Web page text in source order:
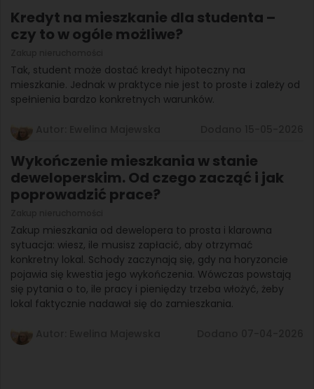
Kredyt na mieszkanie dla studenta –
czy to w ogóle możliwe?
Tak, student może dostać kredyt hipoteczny na
mieszkanie. Jednak w praktyce nie jest to proste i zależy od
spełnienia bardzo konkretnych warunków.
Wykończenie mieszkania w stanie
deweloperskim. Od czego zacząć i jak
poprowadzić prace?
Zakup mieszkania od dewelopera to prosta i klarowna
sytuacja: wiesz, ile musisz zapłacić, aby otrzymać
konkretny lokal. Schody zaczynają się, gdy na horyzoncie
pojawia się kwestia jego wykończenia. Wówczas powstają
się pytania o to, ile pracy i pieniędzy trzeba włożyć, żeby
lokal faktycznie nadawał się do zamieszkania.